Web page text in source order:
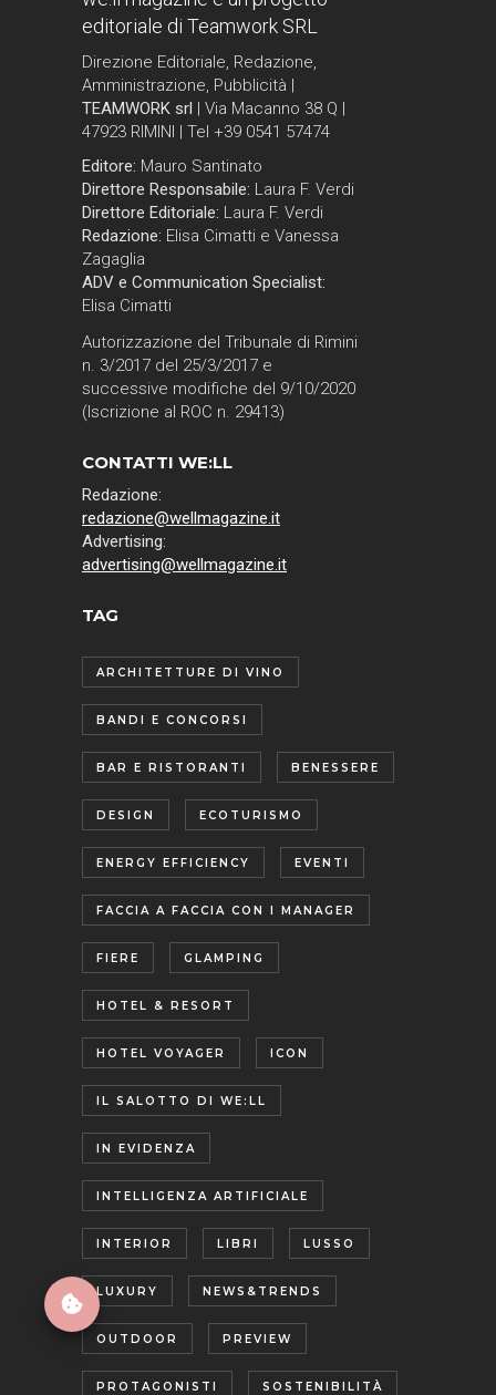
editoriale di Teamwork SRL
Direzione Editoriale, Redazione,
Amministrazione, Pubblicità |
TEAMWORK srl | Via Macanno 38 Q |
47923 RIMINI | Tel +39 0541 57474
Editore: Mauro Santinato
Direttore Responsabile: Laura F. Verdi
Direttore Editoriale: Laura F. Verdi
Redazione: Elisa Cimatti e Vanessa
Zagaglia
ADV e Communication Specialist:
Elisa Cimatti
Autorizzazione del Tribunale di Rimini
n. 3/2017 del 25/3/2017 e
successive modifiche del 9/10/2020
(Iscrizione al ROC n. 29413)
CONTATTI WE:LL
Redazione:
redazione@wellmagazine.it
Advertising:
advertising@wellmagazine.it
TAG
ARCHITETTURE DI VINO
BANDI E CONCORSI
BAR E RISTORANTI BENESSERE
DESIGN ECOTURISMO
ENERGY EFFICIENCY EVENTI
FACCIA A FACCIA CON I MANAGER
FIERE GLAMPING
HOTEL & RESORT
HOTEL VOYAGER ICON
IL SALOTTO DI WE:LL
IN EVIDENZA
INTELLIGENZA ARTIFICIALE
INTERIOR LIBRI LUSSO
LUXURY NEWS&TRENDS
OUTDOOR PREVIEW
PROTAGONISTI SOSTENIBILITÀ